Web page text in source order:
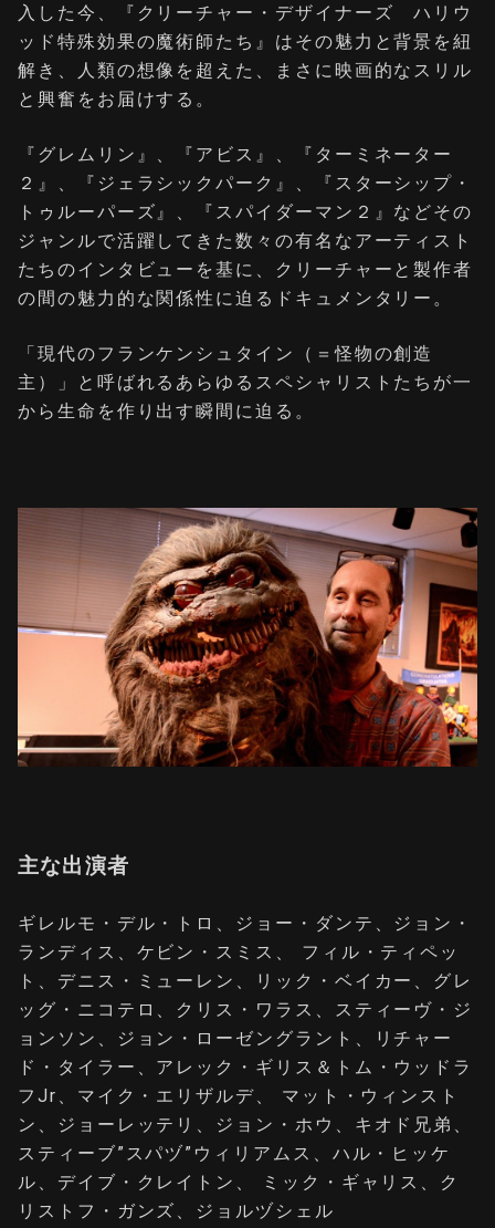
入した今、『クリーチャー・デザイナーズ ハリウ
ッド特殊効果の魔術師たち』はその魅力と背景を紐
解き、人類の想像を超えた、まさに映画的なスリル
と興奮をお届けする。
『グレムリン』、『アビス』、『ターミネーター
２』、『ジェラシックパーク』、『スターシップ・
トゥルーパーズ』、『スパイダーマン２』などその
ジャンルで活躍してきた数々の有名なアーティスト
たちのインタビューを基に、クリーチャーと製作者
の間の魅力的な関係性に迫るドキュメンタリー。
「現代のフランケンシュタイン（＝怪物の創造
主）」と呼ばれるあらゆるスペシャリストたちが一
から生命を作り出す瞬間に迫る。
主な出演者
ギレルモ・デル・トロ、ジョー・ダンテ、ジョン・
ランディス、ケビン・スミス、 フィル・ティペッ
ト、デニス・ミューレン、リック・ベイカー、グレ
ッグ・ニコテロ、クリス・ワラス、スティーヴ・ジ
ョンソン、ジョン・ローゼングラント、リチャー
ド・タイラー、アレック・ギリス＆トム・ウッドラ
フJr、マイク・エリザルデ、 マット・ウィンスト
ン、ジョーレッテリ、ジョン・ホウ、キオド兄弟、
スティーブ”スパヅ”ウィリアムス、ハル・ヒッケ
ル、デイブ・クレイトン、 ミック・ギャリス、ク
リストフ・ガンズ、ジョルヅシェル